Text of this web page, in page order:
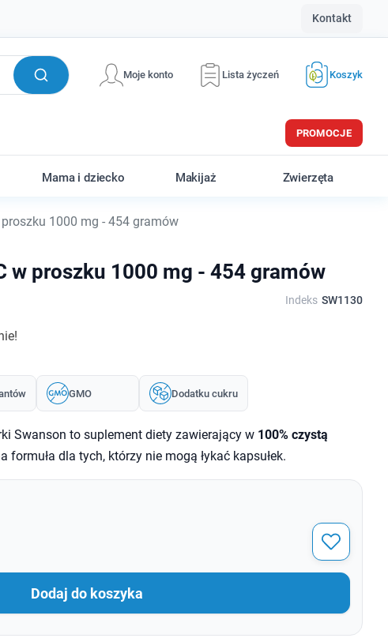
Kontakt
Moje konto Lista życzeń Koszyk
PROMOCJE
Mama i dziecko Makijaż Zwierzęta
1000 mg - 454 gramów
w proszku 1000 mg - 454 gramów
Indeks SW1130
GMO Dodatku cukru
Swanson to suplement diety zawierający w 100% czystą
formuła dla tych, którzy nie mogą łykać kapsułek.
Dodaj do koszyka